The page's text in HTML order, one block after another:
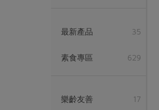
最新產品 35
素食專區 629
樂齡友善 17